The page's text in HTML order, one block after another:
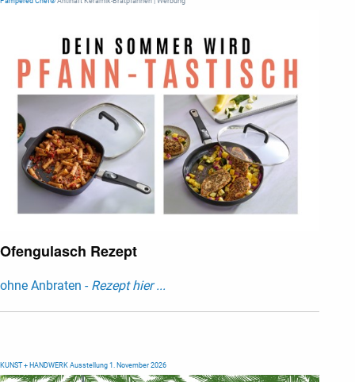
Ofengulasch Rezept
ohne Anbraten - Rezept hier ...
KUNST + HANDWERK Ausstellung 1. November 2026